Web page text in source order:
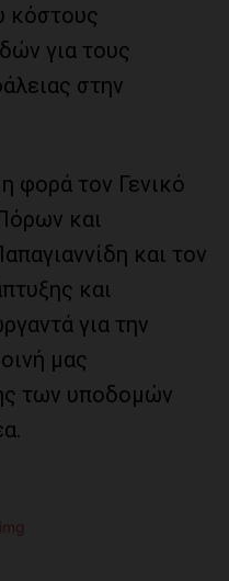
κόστους
για τους
στην
φορά τον Γενικό
και
και τον
και
για την
μας
των υποδομών